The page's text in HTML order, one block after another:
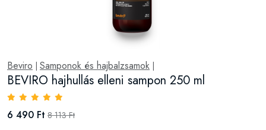
Beviro Samponok és hajbalzsamok
BEVIRO hajhullás elleni sampon 250 ml
6 490 Ft 8 113 Ft